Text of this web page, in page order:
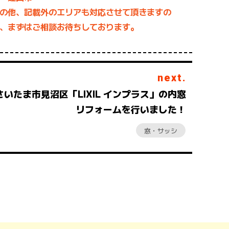
他、記載外のエリアも対応させて頂きますの
まずはご相談お待ちしております。
next.
いたま市見沼区「LIXIL インプラス」の内窓
リフォームを行いました！
窓・サッシ